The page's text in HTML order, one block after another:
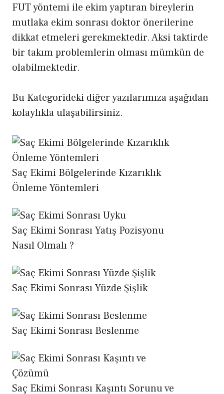
FUT yöntemi ile ekim yaptıran bireylerin
mutlaka ekim sonrası doktor önerilerine
dikkat etmeleri gerekmektedir. Aksi taktirde
bir takım problemlerin olması mümkün de
olabilmektedir.
Bu Kategorideki diğer yazılarımıza aşağıdan
kolaylıkla ulaşabilirsiniz.
Saç Ekimi Bölgelerinde Kızarıklık
Önleme Yöntemleri
Saç Ekimi Sonrası Yatış Pozisyonu
Nasıl Olmalı ?
Saç Ekimi Sonrası Yüzde Şişlik
Saç Ekimi Sonrası Beslenme
Saç Ekimi Sonrası Kaşıntı Sorunu ve